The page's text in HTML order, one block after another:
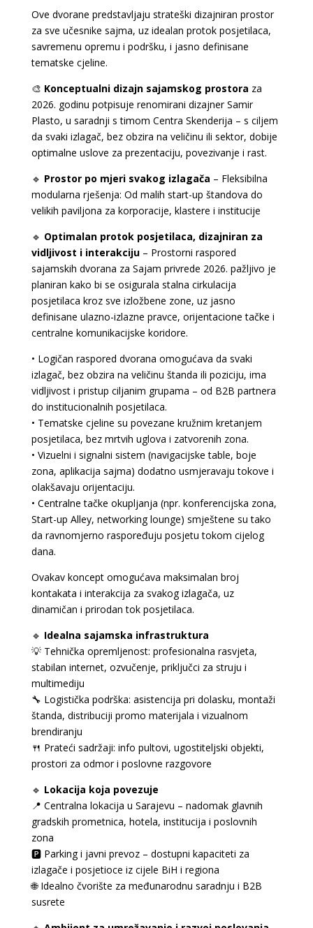
Ove dvorane predstavljaju strateški dizajniran prostor
za sve učesnike sajma, uz idealan protok posjetilaca,
savremenu opremu i podršku, i jasno definisane
tematske cjeline.
🎨 Konceptualni dizajn sajamskog prostora za
2026. godinu potpisuje renomirani dizajner Samir
Plasto, u saradnji s timom Centra Skenderija – s ciljem
da svaki izlagač, bez obzira na veličinu ili sektor, dobije
optimalne uslove za prezentaciju, povezivanje i rast.
🔹 Prostor po mjeri svakog izlagača – Fleksibilna
modularna rješenja: Od malih start-up štandova do
velikih paviljona za korporacije, klastere i institucije
🔹 Optimalan protok posjetilaca, dizajniran za
vidljivost i interakciju– Prostorni raspored
sajamskih dvorana za Sajam privrede 2026. pažljivo je
planiran kako bi se osigurala stalna cirkulacija
posjetilaca kroz sve izložbene zone, uz jasno
definisane ulazno-izlazne pravce, orijentacione tačke i
centralne komunikacijske koridore.
• Logičan raspored dvorana omogućava da svaki
izlagač, bez obzira na veličinu štanda ili poziciju, ima
vidljivost i pristup ciljanim grupama – od B2B partnera
do institucionalnih posjetilaca.
• Tematske cjeline su povezane kružnim kretanjem
posjetilaca, bez mrtvih uglova i zatvorenih zona.
• Vizuelni i signalni sistem (navigacijske table, boje
zona, aplikacija sajma) dodatno usmjeravaju tokove i
olakšavaju orijentaciju.
• Centralne tačke okupljanja (npr. konferencijska zona,
Start-up Alley, networking lounge) smještene su tako
da ravnomjerno raspoređuju posjetu tokom cijelog
dana.
Ovakav koncept omogućava maksimalan broj
kontakata i interakcija za svakog izlagača, uz
dinamičan i prirodan tok posjetilaca.
🔹 Idealna sajamska infrastruktura
💡 Tehnička opremljenost: profesionalna rasvjeta,
stabilan internet, ozvučenje, priključci za struju i
multimediju
🔧 Logistička podrška: asistencija pri dolasku, montaži
štanda, distribuciji promo materijala i vizualnom
brendiranju
🍴 Prateći sadržaji: info pultovi, ugostiteljski objekti,
prostori za odmor i poslovne razgovore
🔹 Lokacija koja povezuje
📍 Centralna lokacija u Sarajevu – nadomak glavnih
gradskih prometnica, hotela, institucija i poslovnih
zona
🅿️ Parking i javni prevoz – dostupni kapaciteti za
izlagače i posjetioce iz cijele BiH i regiona
🌐 Idealno čvorište za međunarodnu saradnju i B2B
susrete